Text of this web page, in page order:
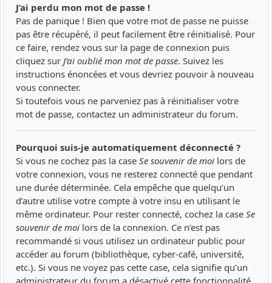
J’ai perdu mon mot de passe !
Pas de panique ! Bien que votre mot de passe ne puisse
pas être récupéré, il peut facilement être réinitialisé. Pour
ce faire, rendez vous sur la page de connexion puis
cliquez sur J’ai oublié mon mot de passe. Suivez les
instructions énoncées et vous devriez pouvoir à nouveau
vous connecter.
Si toutefois vous ne parveniez pas à réinitialiser votre
mot de passe, contactez un administrateur du forum.
Pourquoi suis-je automatiquement déconnecté ?
Si vous ne cochez pas la case Se souvenir de moi lors de
votre connexion, vous ne resterez connecté que pendant
une durée déterminée. Cela empêche que quelqu’un
d’autre utilise votre compte à votre insu en utilisant le
même ordinateur. Pour rester connecté, cochez la case Se
souvenir de moi lors de la connexion. Ce n’est pas
recommandé si vous utilisez un ordinateur public pour
accéder au forum (bibliothèque, cyber-café, université,
etc.). Si vous ne voyez pas cette case, cela signifie qu’un
administrateur du forum a désactivé cette fonctionnalité.